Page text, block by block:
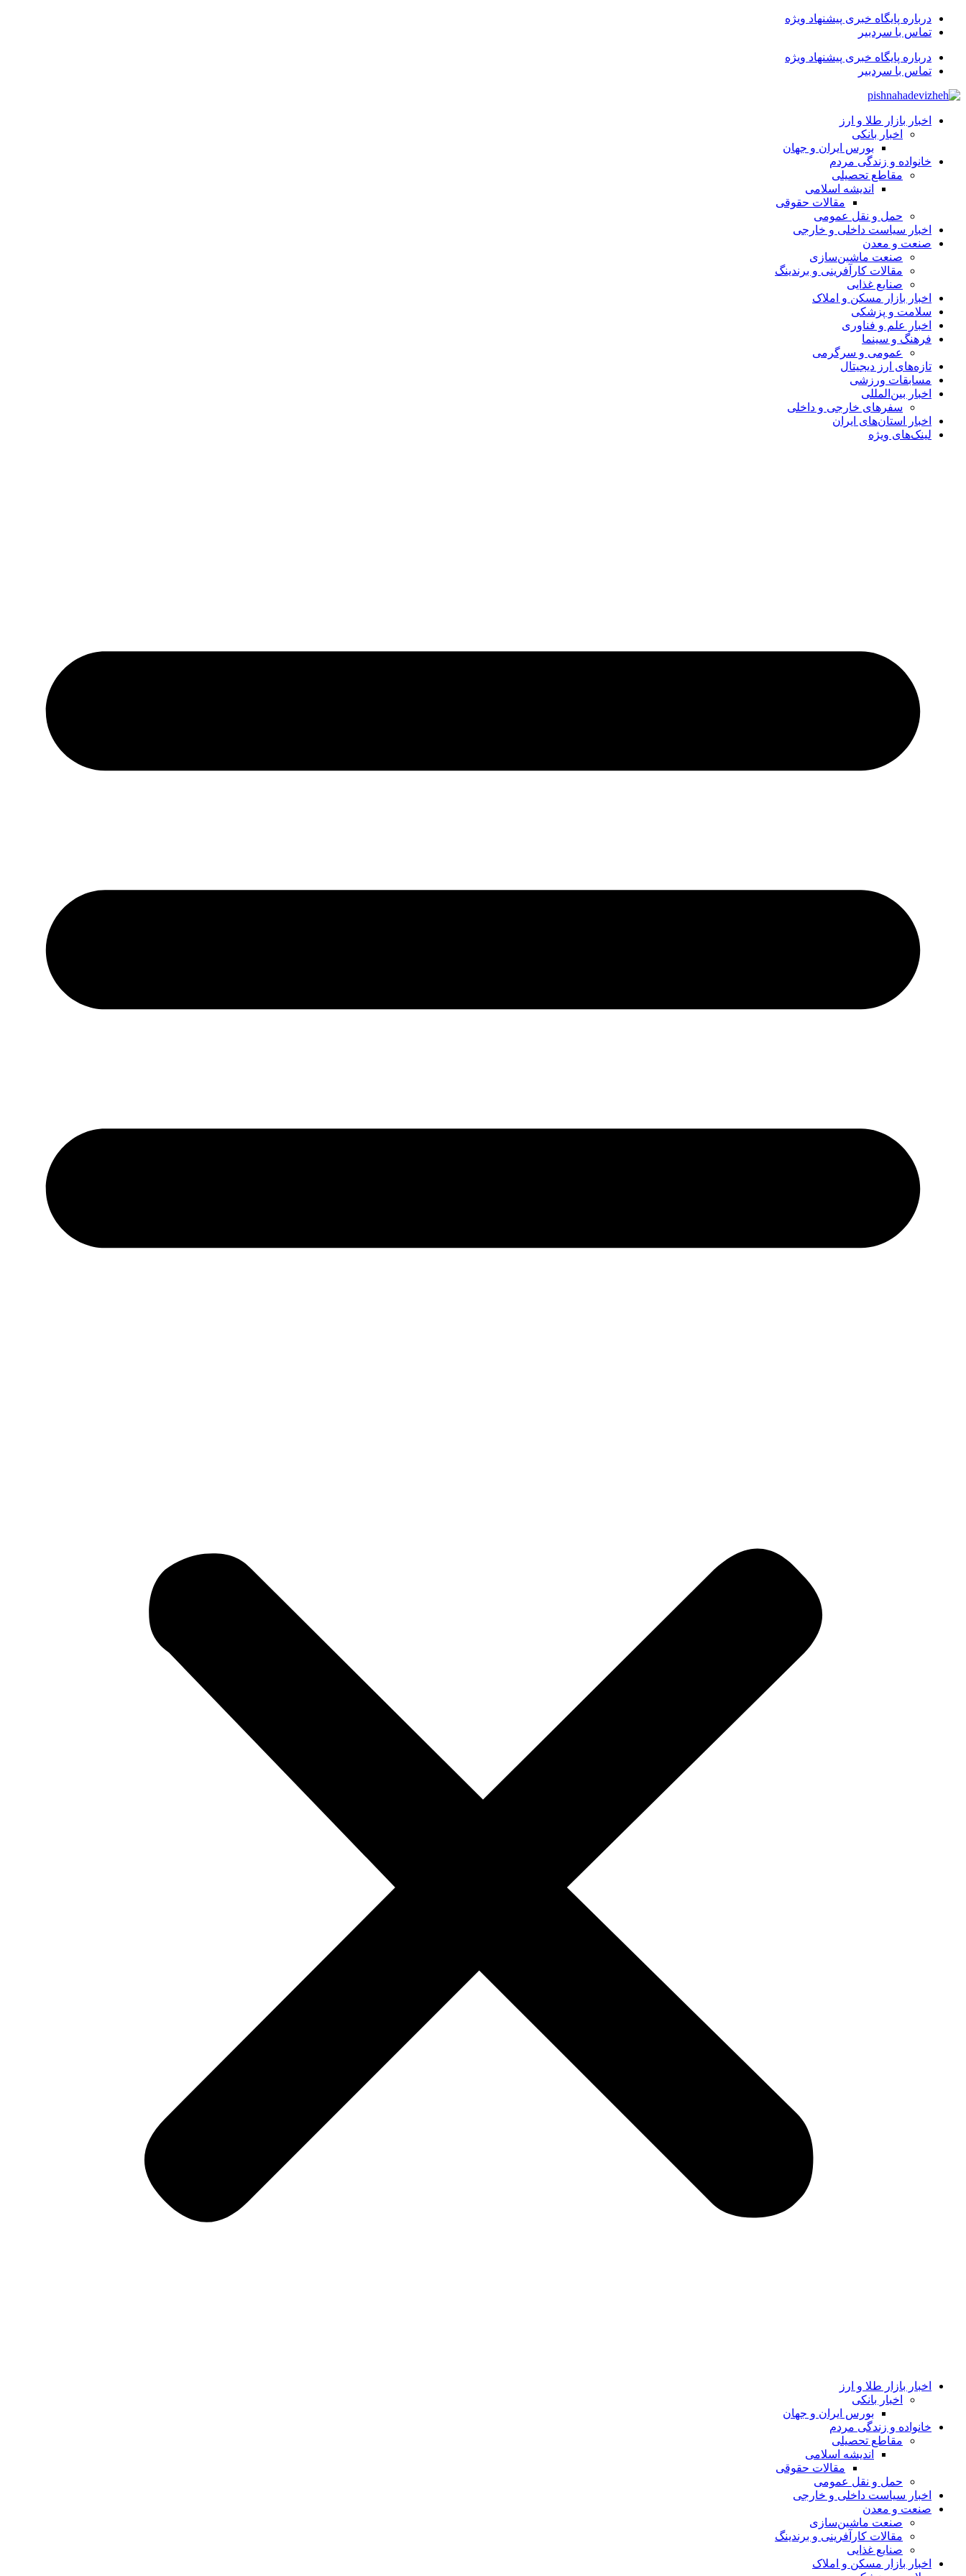
درباره پایگاه خبری پیشنهاد ویژه
تماس با سردبیر
درباره پایگاه خبری پیشنهاد ویژه
تماس با سردبیر
اخبار بازار طلا و ارز
اخبار بانکی
بورس ایران و جهان
خانواده و زندگی مردم
مقاطع تحصیلی
اندیشه اسلامی
مقالات حقوقی
حمل و نقل عمومی
اخبار سیاست داخلی و خارجی
صنعت و معدن
صنعت ماشین‌سازی
مقالات کارآفرینی و برندینگ
صنایع غذایی
اخبار بازار مسکن و املاک
سلامت و پزشکی
اخبار علم و فناوری
فرهنگ و سینما
عمومی و سرگرمی
تازه‌های ارز دیجیتال
مسابقات ورزشی
اخبار بین‌المللی
سفرهای خارجی و داخلی
اخبار استان‌های ایران
لینک‌های ویژه
اخبار بازار طلا و ارز
اخبار بانکی
بورس ایران و جهان
خانواده و زندگی مردم
مقاطع تحصیلی
اندیشه اسلامی
مقالات حقوقی
حمل و نقل عمومی
اخبار سیاست داخلی و خارجی
صنعت و معدن
صنعت ماشین‌سازی
مقالات کارآفرینی و برندینگ
صنایع غذایی
اخبار بازار مسکن و املاک